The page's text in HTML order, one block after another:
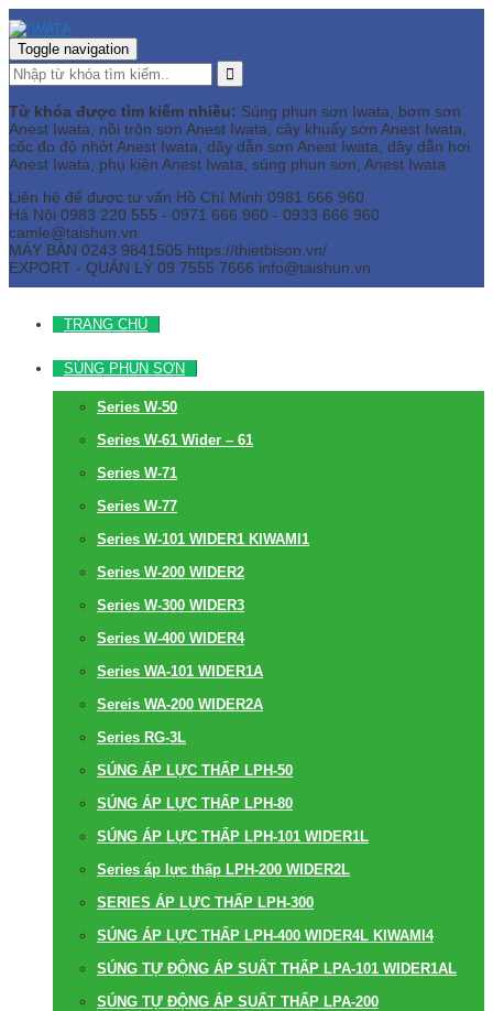
Toggle navigation
Từ khóa được tìm kiếm nhiều: Súng phun sơn Iwata, bơm sơn
Anest Iwata, nồi trộn sơn Anest Iwata, cây khuấy sơn Anest Iwata,
cốc đo độ nhớt Anest Iwata, dây dẫn sơn Anest Iwata, dây dẫn hơi
Anest Iwata, phụ kiện Anest Iwata, súng phun sơn, Anest Iwata
Liên hệ để được tư vấn Hồ Chí Minh 0981 666 960
Hà Nội 0983 220 555 - 0971 666 960 - 0933 666 960
camle@taishun.vn
MÁY BÀN 0243 9841505 https://thietbison.vn/
EXPORT - QUẢN LÝ 09 7555 7666 info@taishun.vn
TRANG CHỦ
SÚNG PHUN SƠN
Series W-50
Series W-61 Wider – 61
Series W-71
Series W-77
Series W-101 WIDER1 KIWAMI1
Series W-200 WIDER2
Series W-300 WIDER3
Series W-400 WIDER4
Series WA-101 WIDER1A
Sereis WA-200 WIDER2A
Series RG-3L
SÚNG ÁP LỰC THẤP LPH-50
SÚNG ÁP LỰC THẤP LPH-80
SÚNG ÁP LỰC THẤP LPH-101 WIDER1L
Series áp lực thấp LPH-200 WIDER2L
SERIES ÁP LỰC THẤP LPH-300
SÚNG ÁP LỰC THẤP LPH-400 WIDER4L KIWAMI4
SÚNG TỰ ĐỘNG ÁP SUẤT THẤP LPA-101 WIDER1AL
SÚNG TỰ ĐỘNG ÁP SUẤT THẤP LPA-200